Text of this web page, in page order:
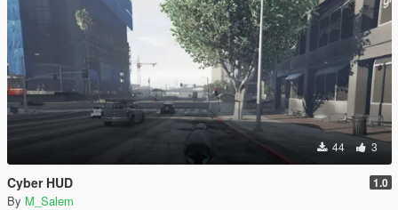
44 3
Cyber HUD 1.0
By M_Salem